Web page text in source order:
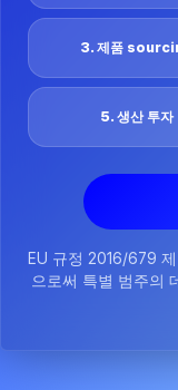
3. 제품
5. 생산 투자
EU 규정 2016/679
으로써 특별 범주의